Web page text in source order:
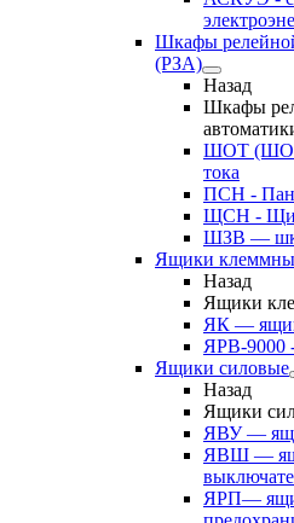
Шкафы
(РЗА)
Назад
Шкафы
ШОТ
тока
ПСН -
ЩСН -
ШЗВ —
Ящики
Назад
Ящики
ЯК —
ЯРВ-9000
Ящики силовые
Назад
Ящики
ЯВУ —
ЯВШ —
ЯРП—